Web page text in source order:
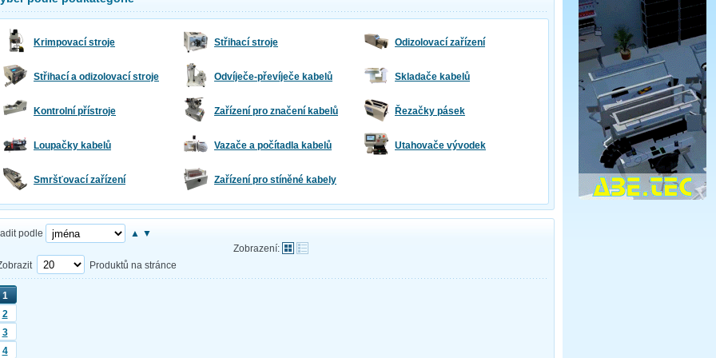
Krimpovací stroje Střihací stroje Odizolovací zařízení
Střihací a odizolovací stroje Odvíječe-převíječe kabelů Skladače kabelů
Kontrolní přístroje Zařízení pro značení kabelů Řezačky pásek
Loupačky kabelů Vazače a počítadla kabelů Utahovače vývodek
Smršťovací zařízení Zařízení pro stíněné kabely
podle ▲ ▼
Zobrazení:
Produktů na stránce
1
2
3
4